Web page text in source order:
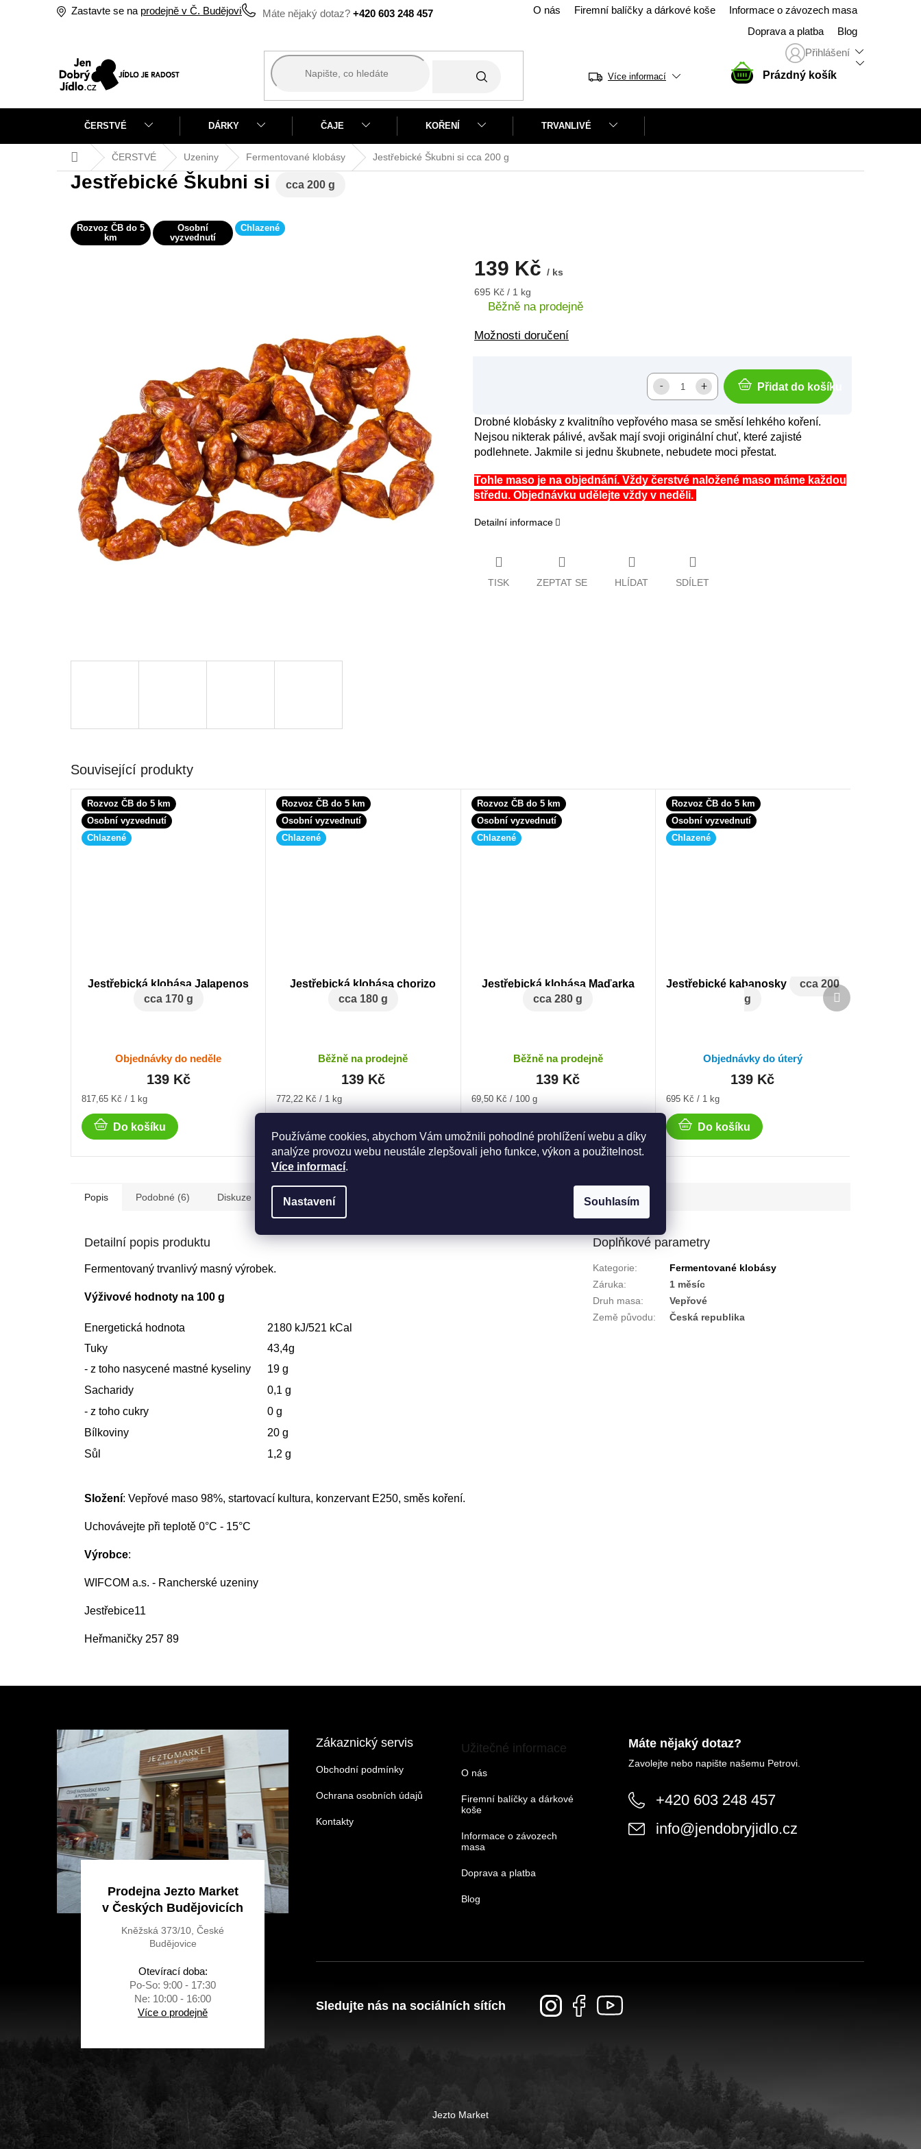
Používáme cookies, abychom Vám umožnili pohodlné prohlížení webu a díky
analýze provozu webu neustále zlepšovali jeho funkce, výkon a použitelnost.
Více informací.
Nastavení Souhlasím
+420 603 248 457
Zastavte se na prodejně v Č. Budějovicích O nás Firemní balíčky a dárkové koše
Informace o závozech masa
Doprava a platba
Blog
Přihlášení
Více informací
NÁKUPNÍ
KOŠÍK
Prázdný košík
ČERSTVÉ DÁRKY ČAJE KOŘENÍ TRVANLIVÉ
Domů ČERSTVÉ Uzeniny Fermentované klobásy Jestřebické Škubni si cca 200 g
Jestřebické Škubni si cca 200 g
Rozvoz ČB do 5
km
Osobní
vyzvednutí
Chlazené
139 Kč / ks
Měrná
cena:
695 Kč / 1 kg
Běžně na prodejně
Možnosti doručení
Přidat do košíku
Drobné klobásky z kvalitního vepřového masa se směsí lehkého koření.
Nejsou nikterak pálivé, avšak mají svoji originální chuť, které zajisté
podlehnete. Jakmile si jednu škubnete, nebudete moci přestat.
Tohle maso je na objednání. Vždy čerstvé naložené maso máme každou
středu. Objednávku udělejte vždy v neděli.
Detailní informace
TISK ZEPTAT SE HLÍDAT SDÍLET
Související produkty
Rozvoz ČB do 5 km
Osobní vyzvednutí
Chlazené
Jestřebická klobása Jalapenos
cca 170 g
Objednávky do neděle
139 Kč
Měrná
817,65 Kč / 1 kg
Do košíku
Rozvoz ČB do 5 km
Osobní vyzvednutí
Chlazené
Jestřebická klobása chorizo
cca 180 g
Běžně na prodejně
139 Kč
Měrná
cena:
772,22 Kč / 1 kg
Rozvoz ČB do 5 km
Osobní vyzvednutí
Chlazené
Jestřebická klobása Maďarka
cca 280 g
Běžně na prodejně
139 Kč
Měrná
69,50 Kč / 100 g
Rozvoz ČB do 5 km
Osobní vyzvednutí
Chlazené
Jestřebické kabanosky
cca 200
g
Objednávky do úterý
139 Kč
Měrná
695 Kč / 1 kg
Do košíku
Další
produkt
Popis Podobné (6) Diskuze
Detailní popis produktu
Fermentovaný trvanlivý masný výrobek.
Výživové hodnoty na 100 g
Energetická hodnota
2180 kJ/521 kCal
Tuky
43,4g
- z toho nasycené mastné kyseliny
19 g
Sacharidy
0,1 g
- z toho cukry
0 g
Bílkoviny
20 g
Sůl
1,2 g
Složení: Vepřové maso 98%, startovací kultura, konzervant E250, směs koření.
Uchovávejte při teplotě 0°C - 15°C
Výrobce:
WIFCOM a.s. - Rancherské uzeniny
Jestřebice11
Heřmaničky 257 89
Doplňkové parametry
Kategorie:
Fermentované klobásy
Záruka:
1 měsíc
Druh masa:
Vepřové
Země původu: Česká republika
Prodejna Jezto Market
v Českých Budějovicích
Kněžská 373/10, České
Budějovice
Otevírací doba:
Po-So: 9:00 - 17:30
Ne: 10:00 - 16:00
Více o prodejně
Zákaznický servis
Obchodní podmínky
Ochrana osobních údajů
Kontakty
Užitečné informace
O nás
Firemní balíčky a dárkové
koše
Informace o závozech
masa
Doprava a platba
Blog
Máte nějaký dotaz?
Zavolejte nebo napište našemu Petrovi.
+420 603 248 457
info@jendobryjidlo.cz
Sledujte nás na sociálních sítích
Jezto Market